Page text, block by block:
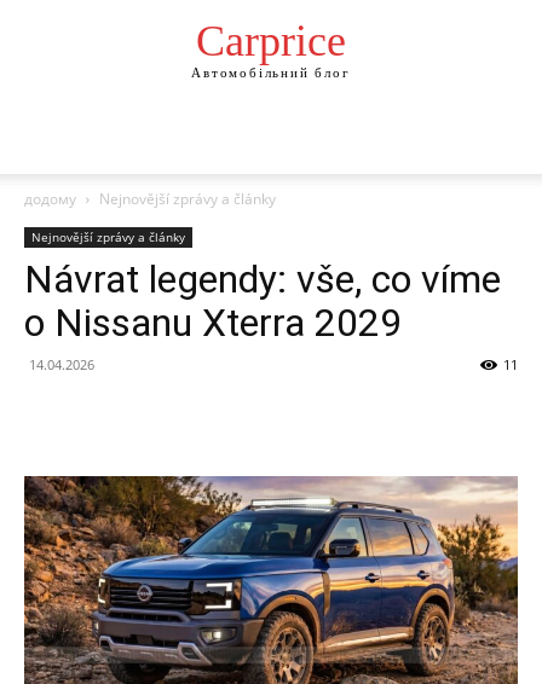
Сarprice
Автомобільний блог
додому Nejnovější zprávy a články
Nejnovější zprávy a články
Návrat legendy: vše, co víme
o Nissanu Xterra 2029
14.04.2026 11